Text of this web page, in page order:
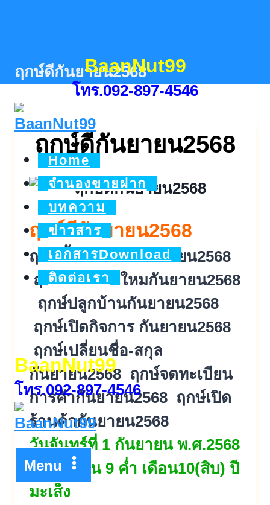
content
BaanNut99
โทร.092-897-4546
Home
จำนองขายฝาก
บทความ
ข่าวสาร
เอกสารDownload
ติดต่อเรา
BaanNut99
โทร.092-897-4546
Menu
ฤกษ์ดีกันยายน2568
ฤกษ์ดีกันยายน2568
ฤกษ์ดีกันยายน2568
ฤกษ์ขึ้นบ้านใหม่กันยายน2568
ฤกษ์ย้ายบ้านใหมกันยายน2568
ฤกษ์ปลูกบ้านกันยายน2568
ฤกษ์เปิดกิจการ กันยายน2568
ฤกษ์เปลี่ยนชื่อ-สกุล
กันยายน2568 ฤกษ์จดทะเบียน
การค้ากันยายน2568 ฤกษ์เปิด
ร้านค้ากันยายน2568
วันจันทร์ที่ 1 กันยายน พ.ศ.2568
ตรงกับ ขึ้น 9 ค่ำ เดือน10(สิบ) ปี
มะเส็ง